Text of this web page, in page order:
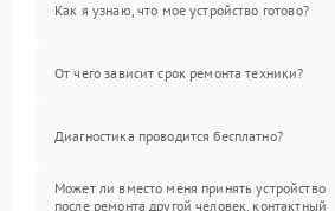
Как я узнаю, что мое устройство готово?
От чего зависит срок ремонта техники?
Диагностика проводится бесплатно?
Может ли вместо меня принять устройство
после ремонта другой человек, контактный